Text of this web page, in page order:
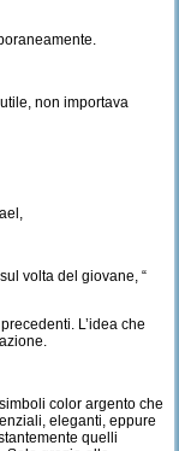
non importava
volta del giovane, “
L’idea che
color argento che
eleganti, eppure
quelli